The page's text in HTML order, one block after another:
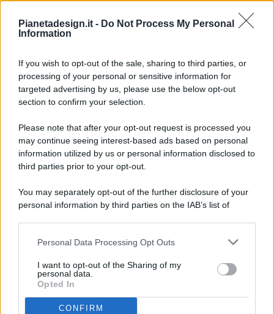
Pianetadesign.it - Do Not Process My Personal
Information
If you wish to opt-out of the sale, sharing to third parties, or
processing of your personal or sensitive information for
targeted advertising by us, please use the below opt-out
section to confirm your selection.
Please note that after your opt-out request is processed you
may continue seeing interest-based ads based on personal
information utilized by us or personal information disclosed to
third parties prior to your opt-out.
You may separately opt-out of the further disclosure of your
personal information by third parties on the IAB’s list of
This information may also be disclosed by us to third parties
disclose it to other third parties.
Personal Data Processing Opt Outs
I want to opt-out of the Sharing of my
personal data.
Opted In
CONFIRM
© 2026 - Pianeta Design - P.IVA 04827280654 - Testata
Registrata Al Tribunale Di Nocera Inferiore N. 8/2020 - RG N.
ISCRIZIONE AL ROC N. 35792 – ISCRITTA ALL’ANSO
(ASSOCIAZIONE NAZIONALE STAMPA ONLINE)
PREFERENZE PRIVACY